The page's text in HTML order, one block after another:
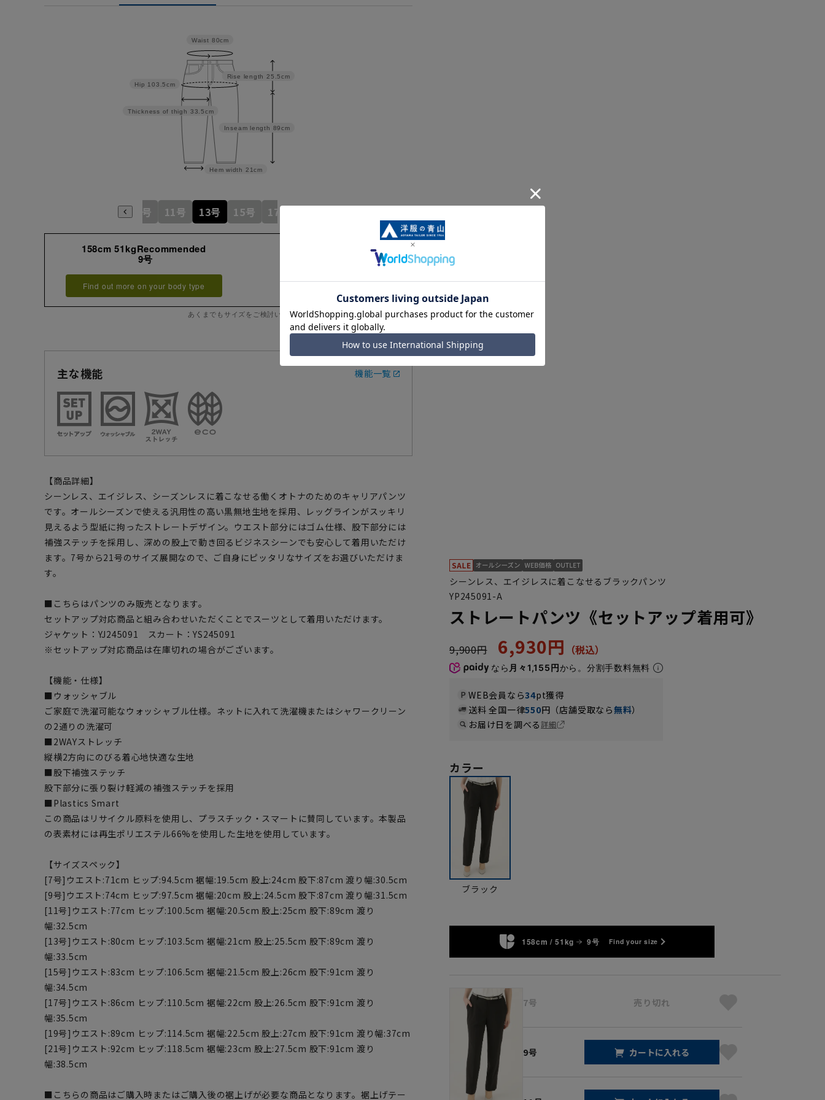
Inseam length 89cm
Rise length 25.5cm
Hem width 21cm
Thickness of thigh 33.5cm
Hip 103.5cm
Waist 80cm
7号 9号 11号 13号 15号 17号
158cm 51kgRecommended
9号
Find out more on your body type
あくまでもサイズをご検討いただく際の目安となります。
主な機能 機能一覧
【商品詳細】
シーンレス、エイジレス、シーズンレスに着こなせる働くオトナのためのキャリアパンツ
です。オールシーズンで使える汎用性の高い黒無地生地を採用、レッグラインがスッキリ
見えるよう型紙に拘ったストレートデザイン。ウエスト部分にはゴム仕様、股下部分には
補強ステッチを採用し、深めの股上で動き回るビジネスシーンでも安心して着用いただけ
ます。7号から21号のサイズ展開なので、ご自身にピッタリなサイズをお選びいただけま
す。
■こちらはパンツのみ販売となります。
セットアップ対応商品と組み合わせいただくことでスーツとして着用いただけます。
ジャケット：YJ245091 スカート：YS245091
※セットアップ対応商品は在庫切れの場合がございます。
【機能・仕様】
■ウォッシャブル
ご家庭で洗濯可能なウォッシャブル仕様。ネットに入れて洗濯機またはシャワークリーン
の2通りの洗濯可
■2WAYストレッチ
縦横2方向にのびる着心地快適な生地
■股下補強ステッチ
股下部分に張り裂け軽減の補強ステッチを採用
■Plastics Smart
この商品はリサイクル原料を使用し、プラスチック・スマートに賛同しています。本製品
の表素材には再生ポリエステル66%を使用した生地を使用しています。
【サイズスペック】
[7号]ウエスト:71cm ヒップ:94.5cm 裾幅:19.5cm 股上:24cm 股下:87cm 渡り幅:30.5cm
[9号]ウエスト:74cm ヒップ:97.5cm 裾幅:20cm 股上:24.5cm 股下:87cm 渡り幅:31.5cm
[11号]ウエスト:77cm ヒップ:100.5cm 裾幅:20.5cm 股上:25cm 股下:89cm 渡り
幅:32.5cm
[13号]ウエスト:80cm ヒップ:103.5cm 裾幅:21cm 股上:25.5cm 股下:89cm 渡り
幅:33.5cm
[15号]ウエスト:83cm ヒップ:106.5cm 裾幅:21.5cm 股上:26cm 股下:91cm 渡り
幅:34.5cm
[17号]ウエスト:86cm ヒップ:110.5cm 裾幅:22cm 股上:26.5cm 股下:91cm 渡り
幅:35.5cm
[19号]ウエスト:89cm ヒップ:114.5cm 裾幅:22.5cm 股上:27cm 股下:91cm 渡り幅:37cm
[21号]ウエスト:92cm ヒップ:118.5cm 裾幅:23cm 股上:27.5cm 股下:91cm 渡り
幅:38.5cm
■こちらの商品はご購入時またはご購入後の裾上げが必要な商品となります。裾上げテー
シーンレス、エイジレスに着こなせるブラックパンツ
YP245091-A
ストレートパンツ《セットアップ着用可》
9,900円 6,930円
なら 月々1,155円から。分割手数料無料
WEB会員なら34pt獲得
送料 全国一律550円（店舗受取なら無料）
お届け日を調べる詳細
カラー
ブラック
158cm / 51kg 9号 Find your size
7号 売り切れ
9号 カートに入れる